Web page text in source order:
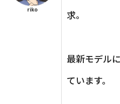
riko
求。
最新モデル
ています。